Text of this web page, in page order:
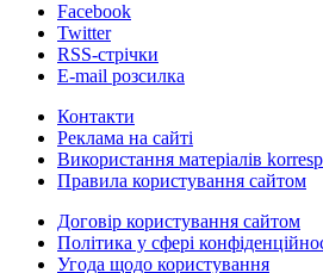
Facebook
Twitter
RSS-стрічки
E-mail розсилка
Контакти
Реклама на сайті
Використання матеріалів
Правила користування сайтом
Договір користування сайтом
Політика у сфері
Угода щодо користування